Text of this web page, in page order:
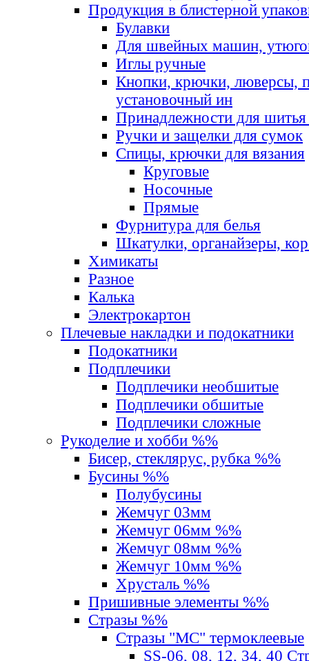
Продукция в блистерной
Булавки
Для швейных машин,
Иглы ручные
Кнопки, крючки, люверсы,
установочный ин
Принадлежности для шитья
Ручки и защелки для сумок
Спицы, крючки для вязания
Круговые
Носочные
Прямые
Фурнитура для белья
Шкатулки, органайзеры,
Химикаты
Разное
Калька
Электрокартон
Плечевые накладки и подокатники
Подокатники
Подплечики
Подплечики необшитые
Подплечики обшитые
Подплечики сложные
Рукоделие и хобби %%
Бисер, стеклярус, рубка %%
Бусины %%
Полубусины
Жемчуг 03мм
Жемчуг 06мм %%
Жемчуг 08мм %%
Жемчуг 10мм %%
Хрусталь %%
Пришивные элементы %%
Стразы %%
Стразы "MС" термоклеевые
SS-06, 08, 12, 34, 40